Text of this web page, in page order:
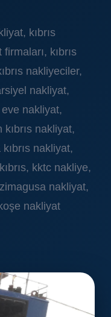
kıbrıs
kıbrıs
nakliyeciler,
nakliyat,
eve nakliyat,
nakliyat,
nakliyat,
kktc nakliye,
nakliyat,
nakliyat